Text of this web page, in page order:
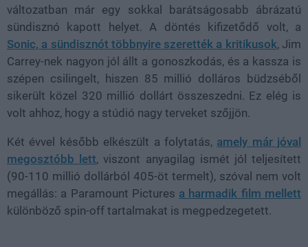
változatban már egy sokkal barátságosabb ábrázatú
sündisznó kapott helyet. A döntés kifizetődő volt, a
Sonic, a sündisznót többnyire szerették a kritikusok, Jim
Carrey-nek nagyon jól állt a gonoszkodás, és a kassza is
szépen csilingelt, hiszen 85 millió dolláros büdzséből
sikerült közel 320 millió dollárt összeszedni. Ez elég is
volt ahhoz, hogy a stúdió nagy terveket szőjjön.
Két évvel később elkészült a folytatás, amely már jóval
megosztóbb lett, viszont anyagilag ismét jól teljesített
(90-110 millió dollárból 405-öt termelt), szóval nem volt
megállás: a Paramount Pictures a harmadik film mellett
különböző spin-off tartalmakat is megpedzegetett.